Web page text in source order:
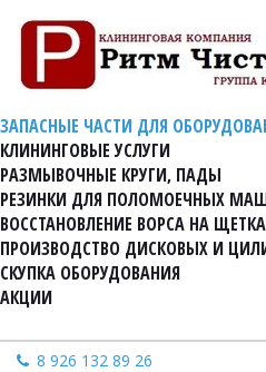
ЗАПАСНЫЕ ЧАСТИ ДЛЯ
КЛИНИНГОВЫЕ УСЛУГИ
РАЗМЫВОЧНЫЕ КРУГИ, ПАДЫ
РЕЗИНКИ ДЛЯ ПОЛОМОЕЧНЫХ
ВОССТАНОВЛЕНИЕ ВОРСА НА
ПРОИЗВОДСТВО ДИСКОВЫХ И
СКУПКА ОБОРУДОВАНИЯ
АКЦИИ
8 926 132 89 26